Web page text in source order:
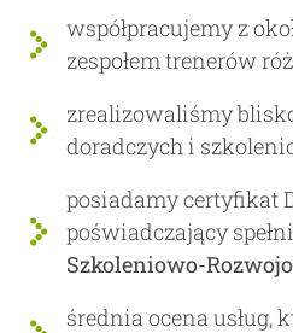
współpracujemy z
zespołem trenerów
zrealizowaliśmy
doradczych i
posiadamy certyfikat
poświadczający
Szkoleniowo-
średnia ocena usług,